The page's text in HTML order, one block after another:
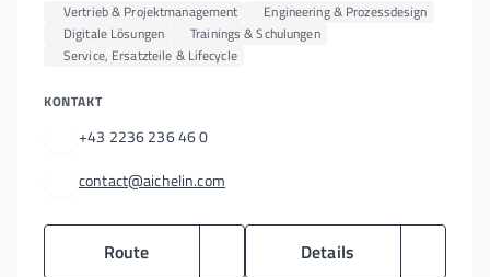
Vertrieb & Projektmanagement
Engineering & Prozessdesign
Digitale Lösungen
Trainings & Schulungen
Service, Ersatzteile & Lifecycle
KONTAKT
+43 2236 236 46 0
contact@aichelin.com
Route Details